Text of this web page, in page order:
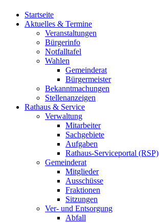
Startseite
Aktuelles & Termine
Veranstaltungen
Bürgerinfo
Notfalltafel
Wahlen
Gemeinderat
Bürgermeister
Bekanntmachungen
Stellenanzeigen
Rathaus & Service
Verwaltung
Mitarbeiter
Sachgebiete
Aufgaben
Rathaus-Serviceportal (RSP)
Gemeinderat
Mitglieder
Ausschüsse
Fraktionen
Sitzungen
Ver- und Entsorgung
Abfall